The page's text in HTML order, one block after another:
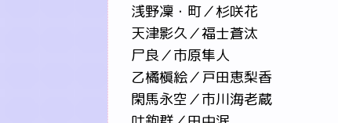
浅野凜・町／杉咲花
天津影久／福士蒼汰
尸良／市原隼人
乙橘槇絵／戸田恵梨香
閑馬永空／市川海老蔵